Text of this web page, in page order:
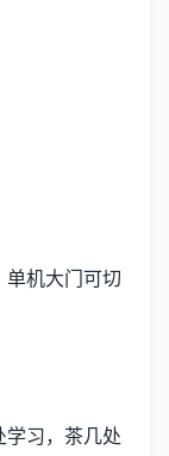
单机大门可切
习，茶几处